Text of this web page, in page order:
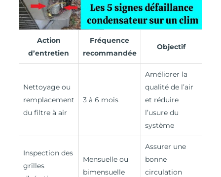
Action
d’entretien
Fréquence
recommandée
Objectif
Nettoyage ou
remplacement
du filtre à air
3 à 6 mois
Améliorer la
qualité de l’air
et réduire
l’usure du
système
Inspection des
grilles
Mensuelle ou
bimensuelle
Assurer une
bonne
circulation